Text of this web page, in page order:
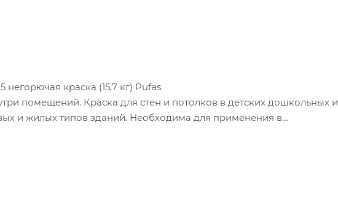
негорючая краска (15,7 кг) Pufas
помещений. Краска для стен и потолков в детских дошкольных и
и жилых типов зданий. Необходима для применения в